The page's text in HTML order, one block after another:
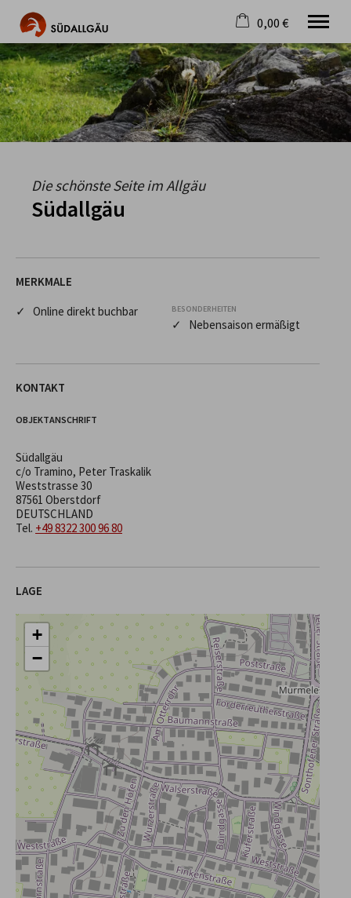
Die schönste Seite im Allgäu
Aktuell
Destination
Gastgeber
Wandern
Mountainbike
Tipps
0,00 €
×
Warenkorb ist leer
Die schönste Seite im Allgäu
Südallgäu
MERKMALE
✓ Online direkt buchbar
BESONDERHEITEN
✓ Nebensaison ermäßigt
KONTAKT
OBJEKTANSCHRIFT
Südallgäu
c/o Tramino, Peter Traskalik
Weststrasse 30
87561 Oberstdorf
DEUTSCHLAND
Tel. +49 8322 300 96 80
LAGE
+
−